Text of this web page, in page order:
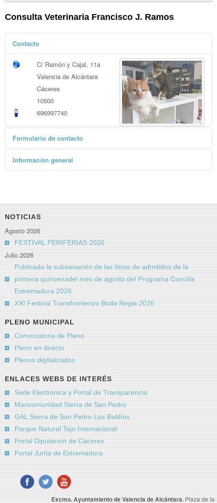
Consulta Veterinaria Francisco J. Ramos
Contacto
C/ Ramón y Cajal, 11a
Valencia de Alcántara
Cáceres
10500
696997740
Formulario de contacto
Enviar un correo electrónico
*Campo requerido
Correo electrónico
Asunto*
Mensaje*
Envíeme una copia (opcional)
Captcha*
Información general
NOTICIAS
Agosto 2026
FESTIVAL PERIFERIAS 2026
Julio 2026
Publicada la subsanación de las listas de admitidos de la
primera quincenadel mes de agosto del Programa Concilia
Extremadura 2026
XXI Festival Transfronterizo Boda Regia 2026
PLENO MUNICIPAL
Convocatoria de Pleno
Pleno en directo
Plenos digitalizados
ENLACES WEBS DE INTERÉS
Sede Electrónica y Portal de Transparencia
Mancomunidad Sierra de San Pedro
GAL Sierra de San Pedro Los Baldíos
Parque Natural Tajo Internacional
Portal Diputación de Cáceres
Portal Junta de Extremadura
Excmo. Ayuntamiento de Valencia de Alcántara. Plaza de la